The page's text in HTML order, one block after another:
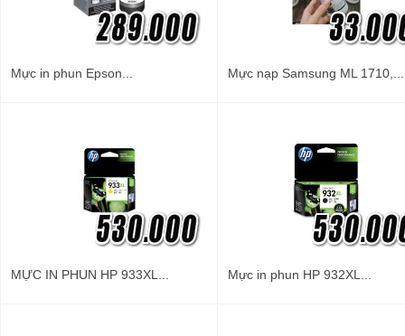
Mực in phun Epson... Mực nạp Samsung ML 1710,...
MỰC IN PHUN HP 933XL... Mực in phun HP 932XL...